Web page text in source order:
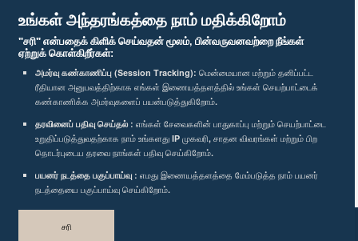
உங்கள் அந்தரங்கத்தை நாம் மதிக்கிறோம்
"சரி" என்பதைக் கிளிக் செய்வதன் மூலம், பின்வருவனவற்றை நீங்கள்
ஏற்றுக் கொள்கிறீர்கள்:
அமர்வு கண்காணிப்பு (Session Tracking): மென்மையான மற்றும் தனிப்பட்ட
ரீதியான அனுபவத்திற்காக எங்கள் இணையத்தளத்தில் உங்கள் செயற்பாட்டைக்
கண்காணிக்க அமர்வுகளைப் பயன்படுத்துகிறோம்.
தரவினைப் பதிவு செய்தல் : எங்கள் சேவைகளின் பாதுகாப்பு மற்றும் செயற்பாட்டை
உறுதிப்படுத்துவதற்காக நாம் உங்களது IP முகவரி, சாதன விவரங்கள் மற்றும் பிற
தொடர்புடைய தரவை நாங்கள் பதிவு செய்கிறோம்.
பயனர் நடத்தை பகுப்பாய்வு : எமது இணையத்தளத்தை மேம்படுத்த நாம் பயனர்
நடத்தையை பகுப்பாய்வு செய்கிறோம்.
சரி
எம்மை பின்தொடர்க :
விருதுகள்
தனியுரிமைக் கொள்கை